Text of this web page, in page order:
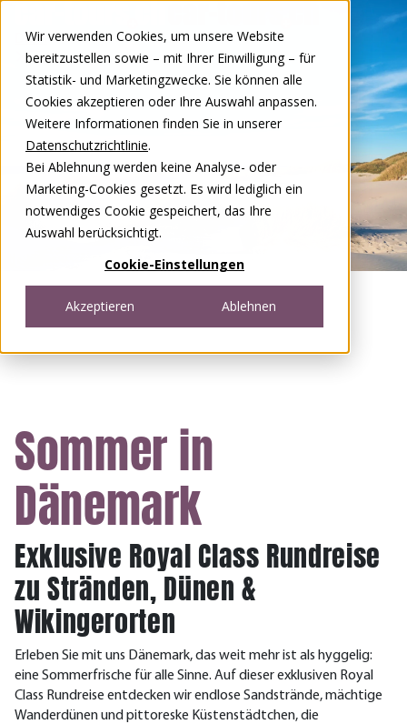
Wir verwenden Cookies, um unsere Website
bereitzustellen sowie – mit Ihrer Einwilligung – für
Statistik- und Marketingzwecke. Sie können alle
Cookies akzeptieren oder Ihre Auswahl anpassen.
Weitere Informationen finden Sie in unserer
Datenschutzrichtlinie.
Bei Ablehnung werden keine Analyse- oder
Marketing-Cookies gesetzt. Es wird lediglich ein
notwendiges Cookie gespeichert, das Ihre
Auswahl berücksichtigt.
Cookie-Einstellungen
Akzeptieren Ablehnen
DEFR
Open menu
Sommer in
Dänemark
Exklusive Royal Class Rundreise
zu Stränden, Dünen &
Wikingerorten
Erleben Sie mit uns Dänemark, das weit mehr ist als hyggelig:
eine Sommerfrische für alle Sinne. Auf dieser exklusiven Royal
Class Rundreise entdecken wir endlose Sandstrände, mächtige
Wanderdünen und pittoreske Küstenstädtchen, die